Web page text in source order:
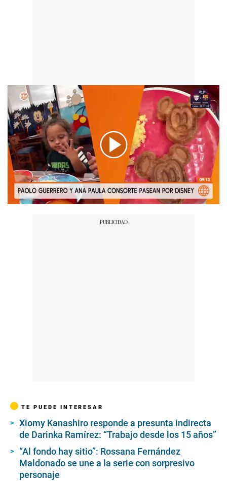
00:00 00:43
TE PUEDE INTERESAR
Xiomy Kanashiro responde a presunta indirecta
de Darinka Ramírez: “Trabajo desde los 15 años”
“Al fondo hay sitio”: Rossana Fernández
Maldonado se une a la serie con sorpresivo
personaje